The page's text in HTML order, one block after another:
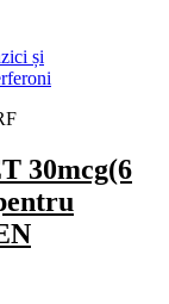
și
30mcg(6